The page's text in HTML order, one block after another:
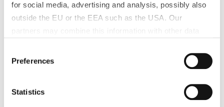
for social media, advertising and analysis, possibly also
outside the EU or the EEA such as the USA. Our
partners may combine this information with other data
processing of your data collected on this website by
Google, YouTube Hubspot in the USA: By clicking on
"Accept all", you also agree in accordance with Article 49
Paragraph 1 Sentence 1 a GDPR that your data
Selection
Preferences
Statistics
hält den Herzrhythmus gleichmäßig
vorkommende Kation im menschlichen